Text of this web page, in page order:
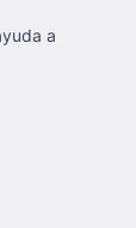
a